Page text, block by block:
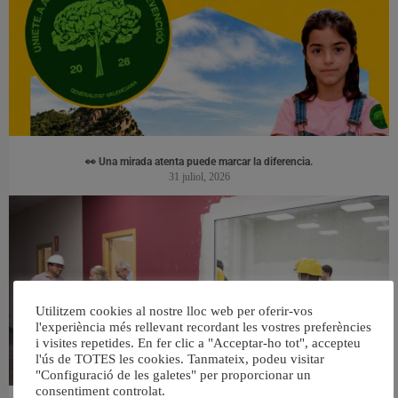
👀 Una mirada atenta puede marcar la diferencia.
31 juliol, 2026
Utilitzem cookies al nostre lloc web per oferir-vos
l'experiència més rellevant recordant les vostres preferències
i visites repetides. En fer clic a "Acceptar-ho tot", accepteu
l'ús de TOTES les cookies. Tanmateix, podeu visitar
"Configuració de les galetes" per proporcionar un
consentiment controlat.